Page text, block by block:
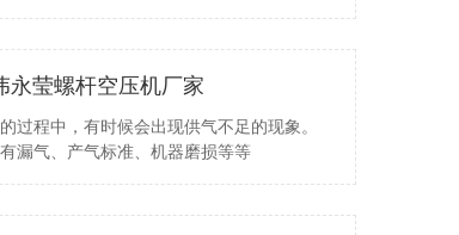
永莹螺杆空压机厂家
过程中，有时候会出现供气不足的现象。
漏气、产气标准、机器磨损等等